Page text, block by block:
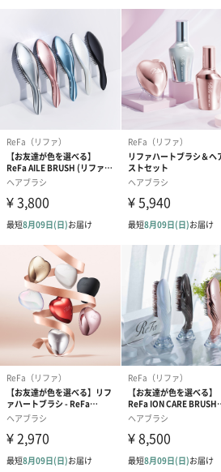
写真付きメッセージカ
ード（680円）
写真付きメッ
ード（Thank
ンク（680円）
ラッピング
ギフトラッピングを施してお届けします。
コットン巾着 【誕生
日】（グレー）S（550
コットン巾着
日】（スモー
ク）S（550
生花
生花のブーケを同梱します。
※9-15時にご注文いただく場合、最短の
も1日遅くなります。